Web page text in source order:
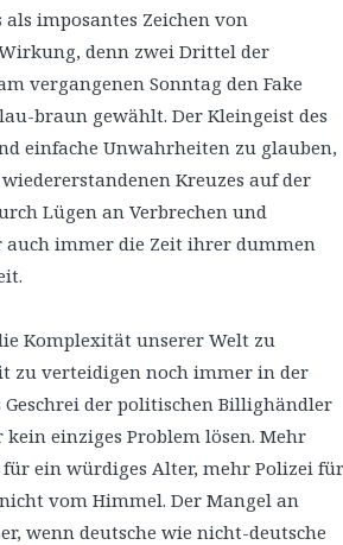
imposantes Zeichen von
denn zwei Drittel der
vergangenen Sonntag den Fake
braun gewählt. Der Kleingeist des
einfache Unwahrheiten zu glauben,
Kreuzes auf der
Lügen an Verbrechen und
immer die Zeit ihrer dummen
Komplexität unserer Welt zu
zu verteidigen noch immer in der
der politischen Billighändler
einziges Problem lösen. Mehr
für ein würdiges Alter, mehr Polizei für
vom Himmel. Der Mangel an
wenn deutsche wie nicht-deutsche